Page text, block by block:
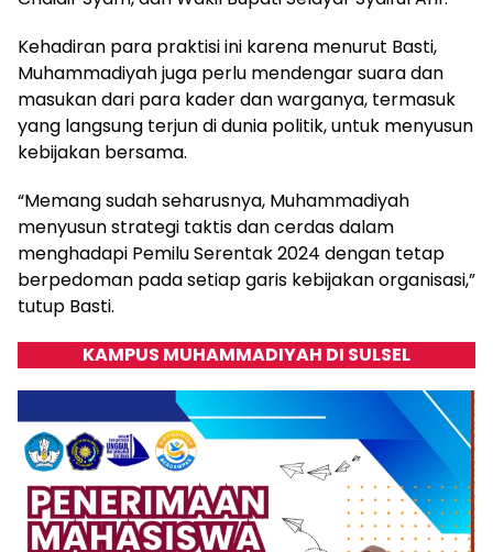
Kehadiran para praktisi ini karena menurut Basti,
Muhammadiyah juga perlu mendengar suara dan
masukan dari para kader dan warganya, termasuk
yang langsung terjun di dunia politik, untuk menyusun
kebijakan bersama.
“Memang sudah seharusnya, Muhammadiyah
menyusun strategi taktis dan cerdas dalam
menghadapi Pemilu Serentak 2024 dengan tetap
berpedoman pada setiap garis kebijakan organisasi,”
tutup Basti.
KAMPUS MUHAMMADIYAH DI SULSEL